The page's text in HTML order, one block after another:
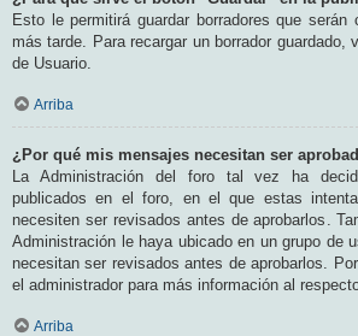
Esto le permitirá guardar borradores que serán
más tarde. Para recargar un borrador guardado,
de Usuario.
Arriba
¿Por qué mis mensajes necesitan ser
La Administración del foro tal vez ha
publicados en el foro, en el que estas
necesiten ser revisados antes de aprobarlos.
Administración le haya ubicado en un grupo de
necesitan ser revisados antes de aprobarlos.
el administrador para más información al
Arriba